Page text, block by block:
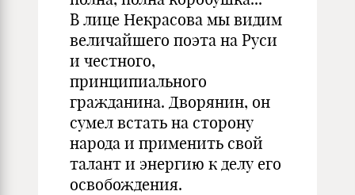
В лице Некрасова мы видим
величайшего поэта на Руси
и честного,
принципиального
гражданина. Дворянин, он
сумел встать на сторону
народа и применить свой
талант и энергию к делу его
освобождения.